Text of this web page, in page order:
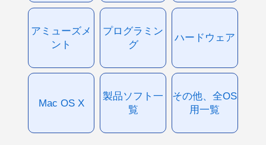
アミューズメ
ント
プログラミン
グ
ハードウェア
Mac OS X
製品ソフト一
覧
その他、全OS
用一覧